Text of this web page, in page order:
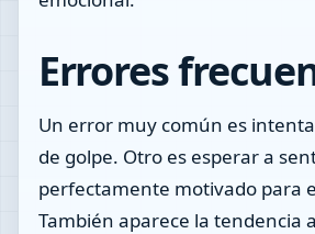
Errores
Un error muy común es
de golpe. Otro es esperar a
perfectamente motivado para
También aparece la tendencia